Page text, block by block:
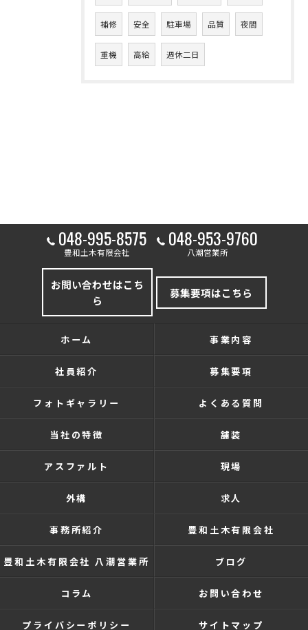
補修 安全 駐車場 品質 夜間
重機 高給 週休二日
048-995-8575
豊和土木有限会社
048-953-9760
八潮営業所
お問い合わせはこち
ら
募集要項はこちら
ホーム 事業内容
社員紹介 募集要項
フォトギャラリー よくある質問
当社の特徴 舗装
アスファルト 現場
外構 求人
事務所紹介 豊和土木有限会社
豊和土木有限会社 八潮営業所 ブログ
コラム お問い合わせ
プライバシーポリシー サイトマップ